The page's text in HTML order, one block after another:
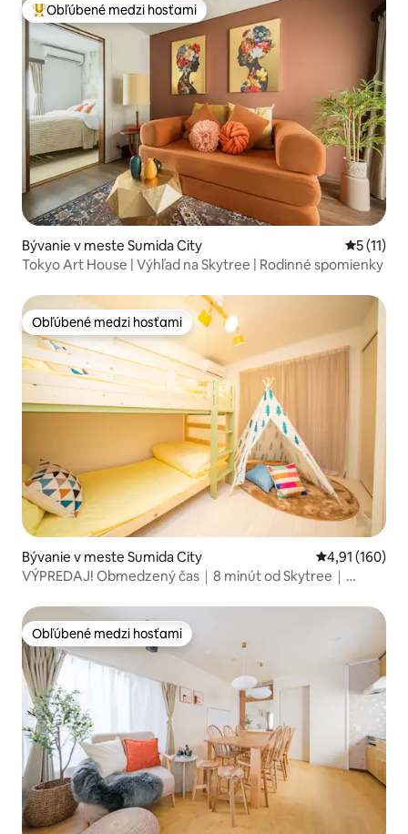
Najobľúbenejšie medzi hosťami
Obľúbené medzi hosťami
Bývanie v meste Sumida City
5 (11)
Tokyo Art House | Výhľad na Skytree | Rodinné spomienky
Obľúbené medzi hosťami
Obľúbené medzi hosťami
Bývanie v meste Sumida City Priemerné
4,91 (160)
VÝPREDAJ! Obmedzený čas｜8 minút od Skytree｜
Obľúbené medzi hosťami
Obľúbené medzi hosťami